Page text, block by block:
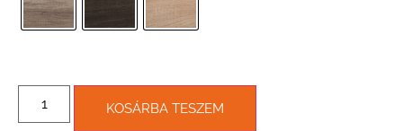
KOSÁRBA TESZEM